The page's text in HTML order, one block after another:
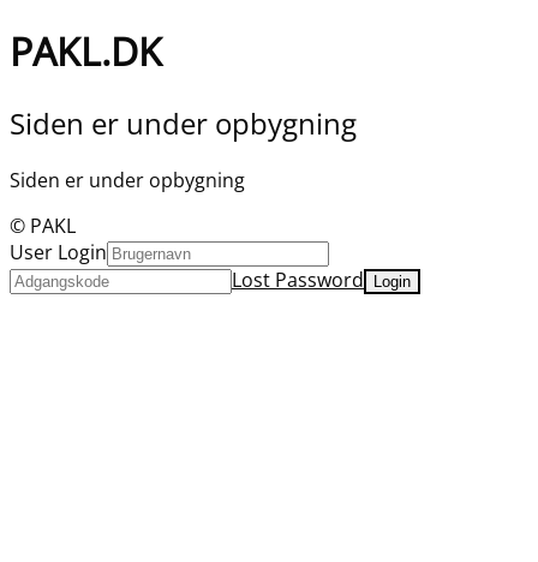
PAKL.DK
Siden er under opbygning
Siden er under opbygning
© PAKL
User Login
Lost Password